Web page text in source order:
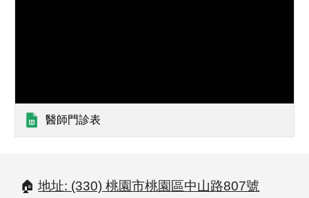
醫師門診表
🏠地址: (330) 桃園市桃園區中山路807號